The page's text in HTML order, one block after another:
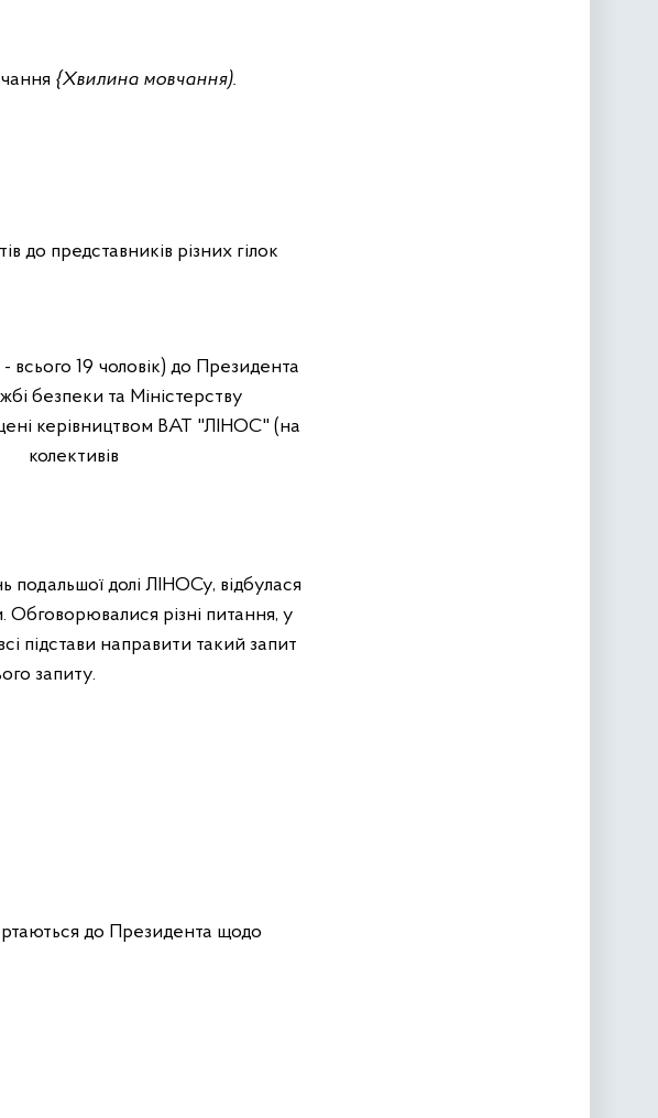
{Хвилина мовчання).
до представників різних гілок
всього 19 чоловік) до Президента
безпеки та Міністерству
керівництвом ВАТ "ЛІНОС" (на
долі ЛІНОСу, відбулася
Обговорювалися різні питання, у
підстави направити такий запит
запиту.
до Президента щодо